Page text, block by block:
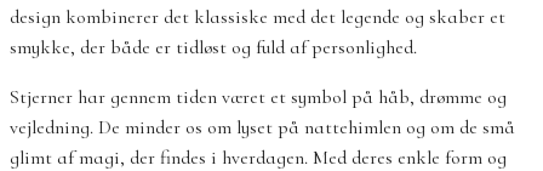
design kombinerer det klassiske med det legende og skaber et
smykke, der både er tidløst og fuld af personlighed.
Stjerner har gennem tiden været et symbol på håb, drømme og
vejledning. De minder os om lyset på nattehimlen og om de små
glimt af magi, der findes i hverdagen. Med deres enkle form og